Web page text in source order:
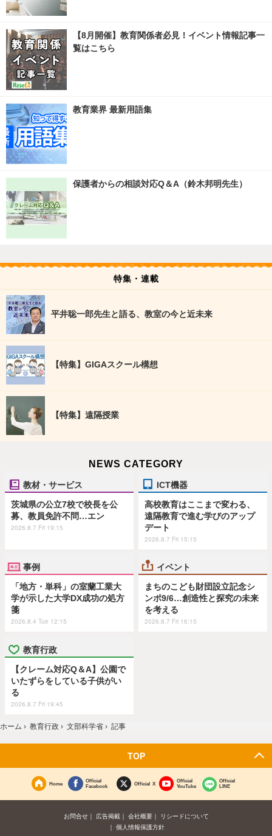
【8月開催】教育関係者必見！イベント情報記事一
覧はこちら
教育業界 最新用語集
保護者からの相談対応Q＆A（鈴木邦明先生）
特集・連載
平井聡一郎先生と語る、教室の今と近未来
【特集】GIGAスクール構想
【特集】遠隔授業
NEWS CATEGORY
教材・サービス
茨城県の公立7校で校長を公
募、教員免許不問…エン
2026.8.7 Fri 19:15
ICT機器
高校教育はここまで変わる、
遠隔教育で進む学びのアップ
デート
2026.8.7 Fri 15:15
事例
「地方・単科」の室蘭工業大
学が示した大学DX成功の処方
箋
2026.8.4 Tue 12:15
イベント
まちのこども財団設立記念シ
ンポ9/6…創造性と探究の未来
を考える
2026.8.7 Fri 16:15
教育行政
【クレーム対応Q＆A】公園で
いたずらをしている子供がい
る
2026.8.7 Fri 19:45
ホーム › 教育行政 › 文部科学省 › 記事
TOP
Home
Official
Facebook
Official X
Official
YouTube
Official
LINE
お問合せ 広告掲載 会社概要
リシードについて
個人情報保護方針